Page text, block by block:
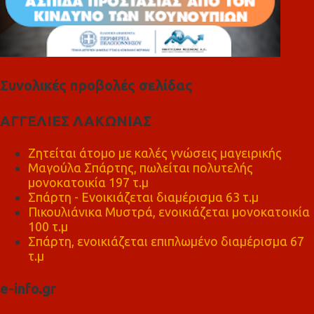
Συνολικές προβολές σελίδας
ΑΓΓΕΛΙΕΣ ΛΑΚΩΝΙΑΣ
Ζητείται άτομο με καλές γνώσεις μαγειρικής
Μαγούλα Σπάρτης, πωλείται πολυτελής
μονοκατοικία 197 τ.μ
Σπάρτη - Ενοικιάζεται διαμέρισμα 63 τ.μ
Πικουλιάνικα Μυστρά, ενοικιάζεται μονοκατοικία
100 τ.μ
Σπάρτη, ενοικιάζεται επιπλωμένο διαμέρισμα 67
τ.μ
e-info.gr